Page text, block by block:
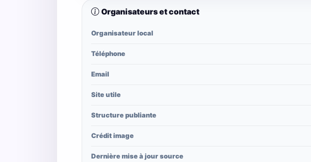
Organisateurs et contact
Organisateur local
Téléphone
Email
Site utile
Structure publiante
Crédit image
Dernière mise à jour source